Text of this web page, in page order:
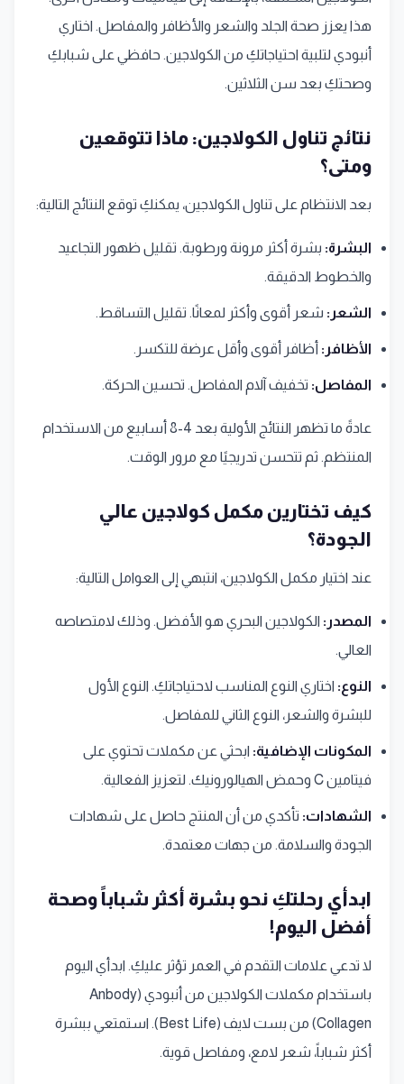
هذا يعزز صحة الجلد والشعر والأظافر والمفاصل. اختاري
أنبودي لتلبية احتياجاتكِ من الكولاجين. حافظي على شبابكِ
وصحتكِ بعد سن الثلاثين.
نتائج تناول الكولاجين: ماذا تتوقعين
ومتى؟
بعد الانتظام على تناول الكولاجين، يمكنكِ توقع النتائج التالية:
البشرة: بشرة أكثر مرونة ورطوبة. تقليل ظهور التجاعيد
والخطوط الدقيقة.
الشعر: شعر أقوى وأكثر لمعانًا. تقليل التساقط.
الأظافر: أظافر أقوى وأقل عرضة للتكسر.
المفاصل: تخفيف آلام المفاصل. تحسين الحركة.
عادةً ما تظهر النتائج الأولية بعد 4-8 أسابيع من الاستخدام
المنتظم. ثم تتحسن تدريجيًا مع مرور الوقت.
كيف تختارين مكمل كولاجين عالي
الجودة؟
عند اختيار مكمل الكولاجين، انتبهي إلى العوامل التالية:
المصدر: الكولاجين البحري هو الأفضل. وذلك لامتصاصه
العالي.
النوع: اختاري النوع المناسب لاحتياجاتكِ. النوع الأول
للبشرة والشعر، النوع الثاني للمفاصل.
المكونات الإضافية: ابحثي عن مكملات تحتوي على
فيتامين C وحمض الهيالورونيك. لتعزيز الفعالية.
الشهادات: تأكدي من أن المنتج حاصل على شهادات
الجودة والسلامة. من جهات معتمدة.
ابدأي رحلتكِ نحو بشرة أكثر شباباً وصحة
أفضل اليوم!
لا تدعي علامات التقدم في العمر تؤثر عليكِ. ابدأي اليوم
باستخدام مكملات الكولاجين من أنبودي (Anbody
Collagen) من بست لايف (Best Life). استمتعي ببشرة
أكثر شباباً، شعر لامع، ومفاصل قوية.